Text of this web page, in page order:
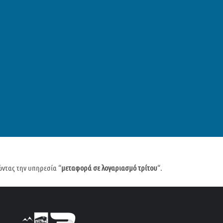
την υπηρεσία “μεταφορά σε λογαριασμό τρίτου“.